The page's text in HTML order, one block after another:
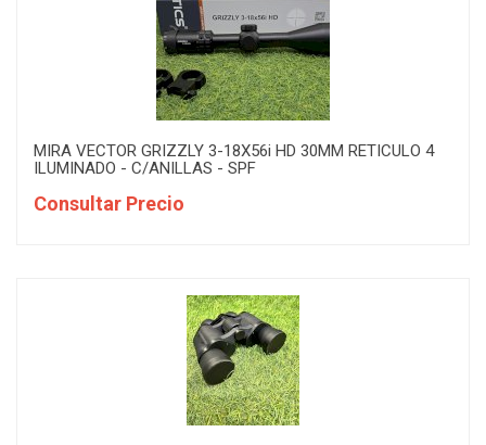
MIRA VECTOR GRIZZLY 3-18X56i HD 30MM RETICULO 4
ILUMINADO - C/ANILLAS - SPF
Consultar Precio